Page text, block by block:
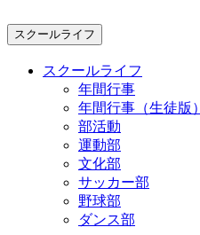
スクールライフ
スクールライフ
年間行事
年間行事（生徒版）
部活動
運動部
文化部
サッカー部
野球部
ダンス部